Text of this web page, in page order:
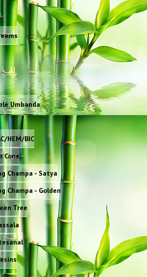
Umbanda
HEM/BIC
Cone
Champa - Satya
Champa - Golden
Tree